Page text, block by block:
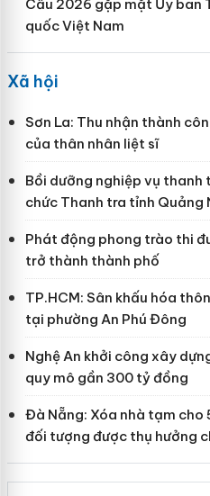
Cầu 2026 gặp mặt Ủy ban
quốc Việt Nam
Xã hội
Sơn La: Thu nhận thành
của thân nhân liệt sĩ
Bồi dưỡng nghiệp vụ thanh
chức Thanh tra tỉnh Quảng
Phát động phong trào thi
trở thành thành phố
TP.HCM: Sân khấu hóa
tại phường An Phú Đông
Nghệ An khởi công xây
quy mô gần 300 tỷ đồng
Đà Nẵng: Xóa nhà tạm cho
đối tượng được thụ hưởng